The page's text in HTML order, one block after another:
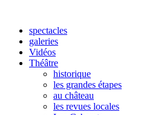
spectacles
galeries
Vidéos
Théâtre
historique
les grandes étapes
au château
les revues locales